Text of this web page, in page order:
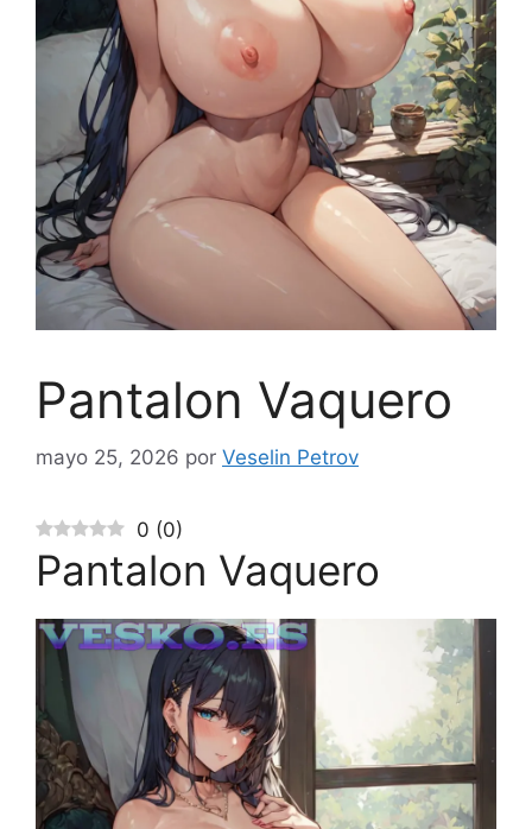
Pantalon Vaquero
mayo 25, 2026 por Veselin Petrov
0 (0)
Pantalon Vaquero